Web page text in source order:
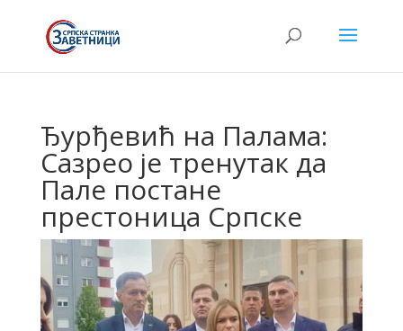
Ђурђевић на Палама:
Сазрео је тренутак да
Пале постане
престоница Српске